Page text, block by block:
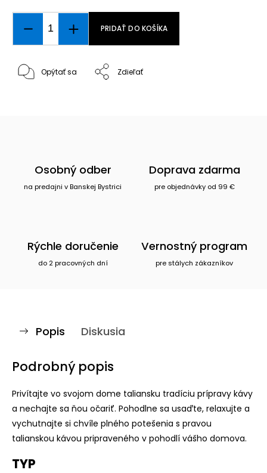
PRIDAŤ DO KOŠÍKA
Opýtať sa Zdieľať
Osobný odber
na predajni v Banskej Bystrici
Doprava zdarma
pre objednávky od 99 €
Rýchle doručenie
do 2 pracovných dní
Vernostný program
pre stálych zákazníkov
Popis Diskusia
Podrobný popis
Privítajte vo svojom dome taliansku tradíciu prípravy kávy
a nechajte sa ňou očariť. Pohodlne sa usaďte, relaxujte a
vychutnajte si chvíle plného potešenia s pravou
talianskou kávou pripraveného v pohodlí vášho domova.
TYP